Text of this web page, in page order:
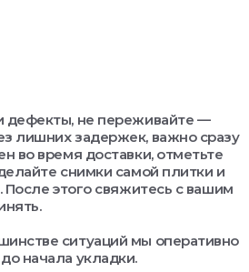
дефекты, не переживайте —
лишних задержек, важно сразу
во время доставки, отметьте
снимки самой плитки и
После этого свяжитесь с вашим
ситуаций мы оперативно
начала укладки.